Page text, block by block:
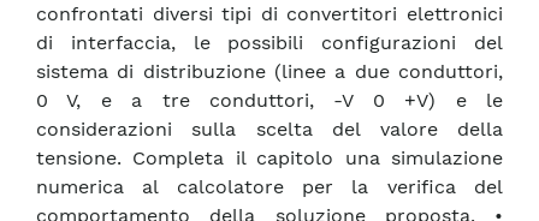
confrontati diversi tipi di convertitori elettronici
di interfaccia, le possibili configurazioni del
sistema di distribuzione (linee a due conduttori,
0 V, e a tre conduttori, -V 0 +V) e le
considerazioni sulla scelta del valore della
tensione. Completa il capitolo una simulazione
numerica al calcolatore per la verifica del
comportamento della soluzione proposta. •